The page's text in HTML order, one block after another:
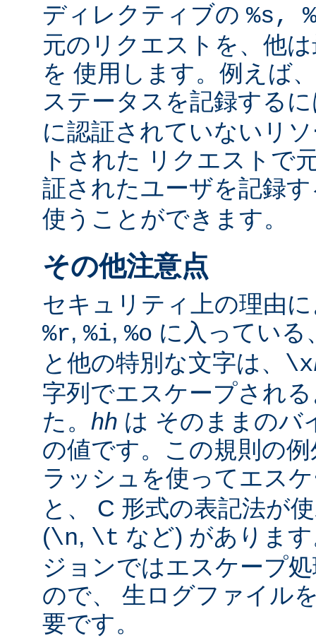
ディレクティブの %s,
元のリクエストを、他
を 使用します。例えば
ステータスを記録する
に認証されていないリ
トされた リクエストで
証されたユーザを記録
使うことができます。
その他注意点
セキュリティ上の理由
%r, %i, %o に入っている
と他の特別な文字は、 \x
字列でエスケープされ
た。 hh は そのままのバ
の値です。この規則の
ラッシュを使ってエス
と、 C 形式の表記法が
(\n, \t など) がありま
ジョンではエスケープ
ので、 生ログファイル
要です。